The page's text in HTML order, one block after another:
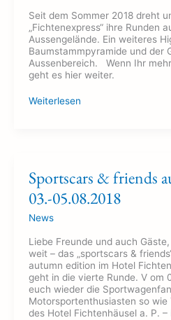
Seit dem Sommer 2018 dreht
„Fichtenexpress“ ihre Runden
Aussengelände. Ein weiteres
Baumstammpyramide und der
Aussenbereich. Wenn Ihr
geht es hier weiter.
Weiterlesen
Sportscars & friends
03.-05.08.2018
News
Liebe Freunde und auch
weit – das „sportscars &
autumn edition im Hotel
geht in die vierte Runde. V om
euch wieder die
Motorsportenthusiasten so wie
des Hotel Fichtenhäusel a. P. –
Sportscars
&
friends
autumn
edition